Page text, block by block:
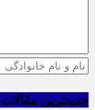
جدیدترین مقالات